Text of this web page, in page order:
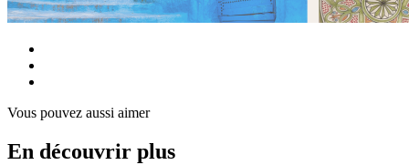
Vous pouvez aussi aimer
En découvrir plus